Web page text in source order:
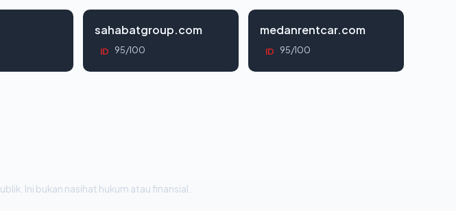
sahabatgroup.com
ID 95/100
medanrentcar.com
ID 95/100
Ini bukan nasihat hukum atau finansial.